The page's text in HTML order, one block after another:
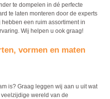
te dompelen in dé perfecte
te laten monteren door de experts
een ruim assortiment in
Wij helpen u ook graag!
vormen en maten
is? Graag leggen wij aan u uit wat
wereld van de